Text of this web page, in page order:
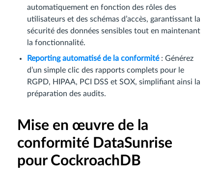
automatiquement en fonction des rôles des
utilisateurs et des schémas d’accès, garantissant la
sécurité des données sensibles tout en maintenant
la fonctionnalité.
Reporting automatisé de la conformité: Générez
d’un simple clic des rapports complets pour le
RGPD, HIPAA, PCI DSS et SOX, simplifiant ainsi la
préparation des audits.
Mise en œuvre de la
conformité DataSunrise
pour CockroachDB